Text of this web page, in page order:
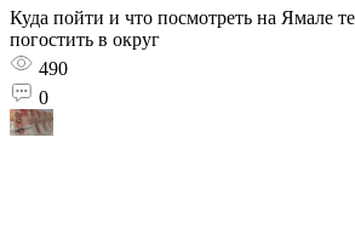
Куда пойти и что посмотреть на Ямале
погостить в округ
490
0